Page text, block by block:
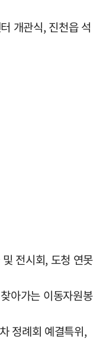
개관식, 진천읍 석
전시회, 도청 연못
아가는 이동자원봉
정례회 예결특위,